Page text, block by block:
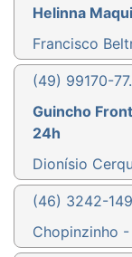
Helinna
Francisco
(49) 99170-
Guincho
24h
Dionísio
(46) 3242-
Chopinzinho -